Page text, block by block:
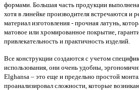
формами. Большая часть продукции
хотя в линейке производителя встречаются и
материал изготовления - прочная латунь,
матовое или хромированное покрытие,
привлекательность и практичность изделий.
Все конструкции создаются с учетом
использования, они очень удобны,
Elghansa – это еще и предельно простой
проанализировал сложности, которые